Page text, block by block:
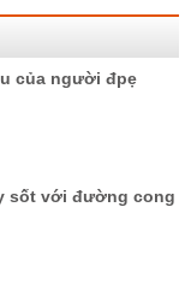
của người đpẹ
sốt với đường cong